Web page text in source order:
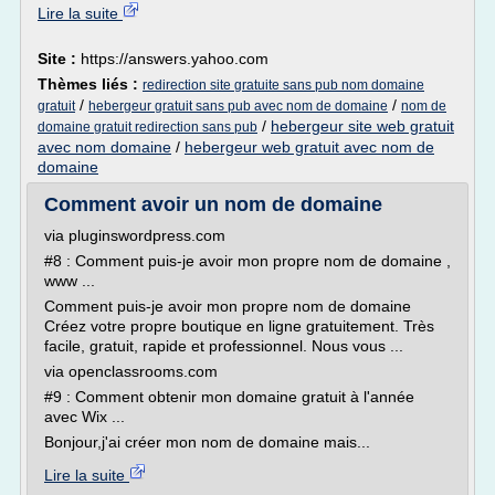
Lire la suite
Site : https://answers.yahoo.com
Thèmes liés : redirection site gratuite sans pub nom domaine
gratuit/ hebergeur gratuit sans pub avec nom de domaine / nom de
domaine gratuit redirection sans pub / hebergeur site web gratuit
avec nom domaine / hebergeur web gratuit avec nom de
domaine
Comment avoir un nom de domaine
via pluginswordpress.com
#8 : Comment puis-je avoir mon propre nom de domaine ,
www ...
Comment puis-je avoir mon propre nom de domaine
Créez votre propre boutique en ligne gratuitement. Très
facile, gratuit, rapide et professionnel. Nous vous ...
via openclassrooms.com
#9 : Comment obtenir mon domaine gratuit à l'année
avec Wix ...
Bonjour,j'ai créer mon nom de domaine mais...
Lire la suite